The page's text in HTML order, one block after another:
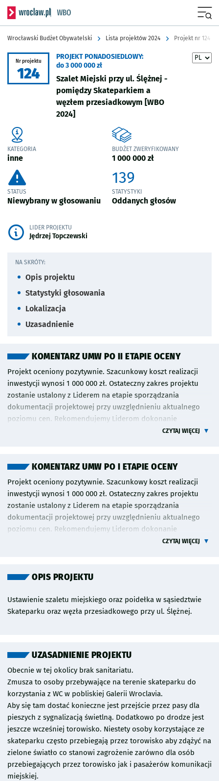
Serwis informacyjny wroclaw.pl podserwis: Wrocławski Budżet
Wrocławski Budżet Obywatelski Lista projektów 2024 Projekt nr 124
Nr projektu
124
PROJEKT PONADOSIEDLOWY:
do 3 000 000 zł
Szalet Miejski przy ul. Ślężnej -
pomiędzy Skateparkiem a
węzłem przesiadkowym [WBO
2024]
KATEGORIA
inne
BUDŻET ZWERYFIKOWANY
1 000 000 zł
STATUS
Niewybrany w głosowaniu
139
STATYSTYKI
Oddanych głosów
LIDER PROJEKTU
Jędrzej Topczewski
NA SKRÓTY:
Opis projektu
Statystyki głosowania
Lokalizacja
Uzasadnienie
KOMENTARZ UMW PO II ETAPIE OCENY
Projekt oceniony pozytywnie. Szacunkowy koszt realizacji
inwestycji wynosi 1 000 000 zł. Ostateczny zakres projektu
zostanie ustalony z Liderem na etapie sporządzania
dokumentacji projektowej przy uwzględnieniu aktualnego
poziomu cen. Rekomendujemy Liderom dokonanie
przeglądu zgłoszonych projektów w celu sprawdzenia czy nie
zasadami projektowania uniwersalnego.
CZYTAJ WIĘCEJ
KOMENTARZ UMW PO I ETAPIE OCENY
Projekt oceniony pozytywnie. Szacunkowy koszt realizacji
inwestycji wynosi 1 000 000 zł. Ostateczny zakres projektu
zostanie ustalony z Liderem na etapie sporządzania
dokumentacji projektowej przy uwzględnieniu aktualnego
poziomu cen. Rekomendujemy Liderom dokonanie
przeglądu zgłoszonych projektów w celu sprawdzenia czy nie
zasadami projektowania uniwersalnego.
CZYTAJ WIĘCEJ
OPIS PROJEKTU
Ustawienie szaletu miejskiego oraz poidełka w sąsiedztwie
Skateparku oraz węzła przesiadkowego przy ul. Ślężnej.
UZASADNIENIE PROJEKTU
Obecnie w tej okolicy brak sanitariatu.
Zmusza to osoby przebywające na terenie skateparku do
korzystania z WC w pobliskiej Galerii Wroclavia.
Aby się tam dostać konieczne jest przejście przez pasy dla
pieszych z sygnalizacją świetlną. Dodatkowo po drodze jest
jeszcze wcześniej torowisko. Niestety osoby korzystające ze
skateparku często przebiegają przez torowisko aby zdążyć na
zielone światło co stanowi zagrożenie zarówno dla osób
przebiegających przez torowisko jak i pasażerów komunikacji
miejskiej.